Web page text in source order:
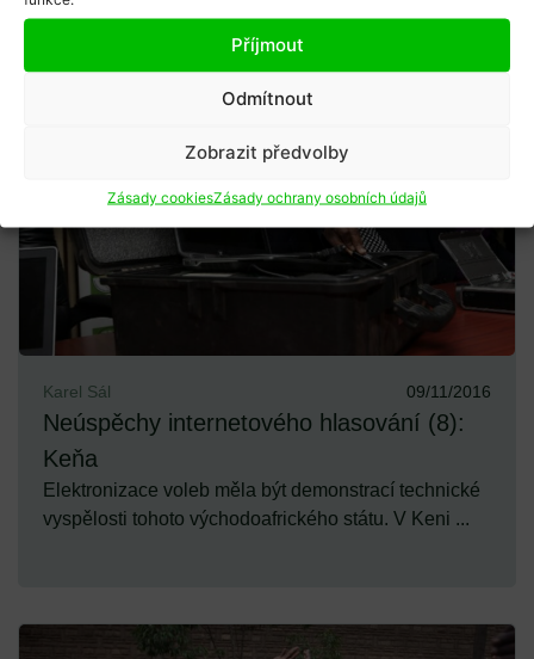
Příjmout
Odmítnout
Zobrazit předvolby
Zásady cookiesZásady ochrany osobních údajů
Karel Sál 09/11/2016
Neúspěchy internetového hlasování (8):
Keňa
Elektronizace voleb měla být demonstrací technické
vyspělosti tohoto východoafrického státu. V Keni ...